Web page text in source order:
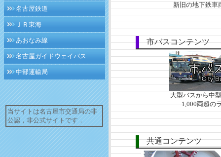
名古屋鉄道
ＪＲ東海
あおなみ線
名古屋ガイドウェイバス
中部運輸局
当サイトは名古屋市交通局の非
公認，非公式サイトです．
新旧の地下鉄車
市バスコンテンツ
大型バスから中
1,000両超の
共通コンテンツ